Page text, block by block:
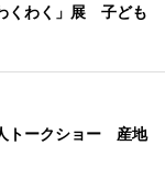
くわく」展 子ども
トークショー 産地